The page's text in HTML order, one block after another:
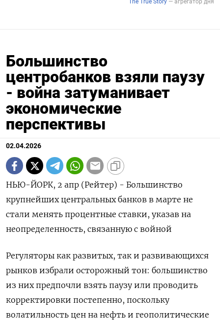
Большинство
центробанков взяли паузу
- война затуманивает
экономические
перспективы
02.04.2026
НЬЮ-ЙОРК, 2 апр (Рейтер) - Большинство
крупнейших центральных банков в марте не
стали менять процентные ставки, указав на
неопределенность, связанную с войной
Регуляторы как развитых, так и развивающихся
рынков избрали осторожный тон: большинство
из них предпочли взять паузу или проводить
корректировки ‌постепенно, поскольку
волатильность цен на нефть и геополитические